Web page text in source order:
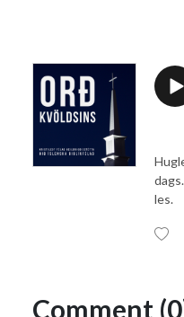
les.
Comment